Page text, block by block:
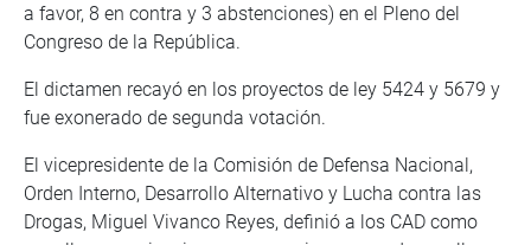
a favor, 8 en contra y 3 abstenciones) en el Pleno del
Congreso de la República.
El dictamen recayó en los proyectos de ley 5424 y 5679 y
fue exonerado de segunda votación.
El vicepresidente de la Comisión de Defensa Nacional,
Orden Interno, Desarrollo Alternativo y Lucha contra las
Drogas, Miguel Vivanco Reyes, definió a los CAD como